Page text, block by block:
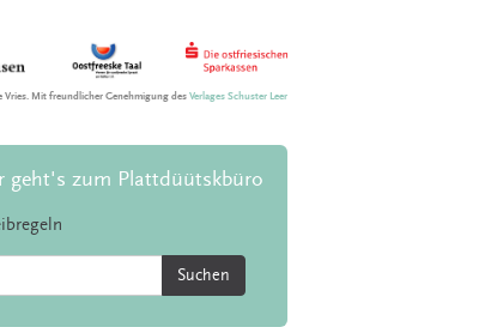
Mit freundlicher Genehmigung desVerlages Schuster Leer
geht's zum Plattdüütskbüro
Suchen